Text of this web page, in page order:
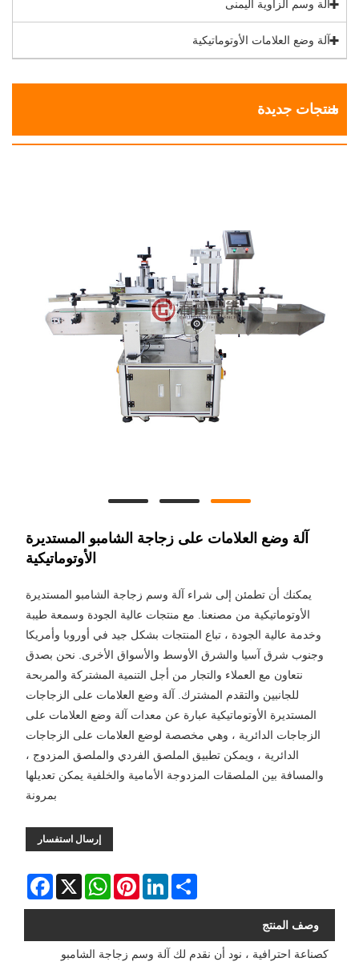
آلة وسم الزاوية اليمنى
آلة وضع العلامات الأوتوماتيكية
منتجات جديدة
آلة وضع العلامات على زجاجة الشامبو المستديرة
الأوتوماتيكية
يمكنك أن تطمئن إلى شراء آلة وسم زجاجة الشامبو المستديرة
الأوتوماتيكية من مصنعنا. مع منتجات عالية الجودة وسمعة طيبة
وخدمة عالية الجودة ، تباع المنتجات بشكل جيد في أوروبا وأمريكا
وجنوب شرق آسيا والشرق الأوسط والأسواق الأخرى. نحن بصدق
نتعاون مع العملاء والتجار من أجل التنمية المشتركة والمربحة
للجانبين والتقدم المشترك. آلة وضع العلامات على الزجاجات
المستديرة الأوتوماتيكية عبارة عن معدات آلة وضع العلامات على
الزجاجات الدائرية ، وهي مخصصة لوضع العلامات على الزجاجات
الدائرية ، ويمكن تطبيق الملصق الفردي والملصق المزدوج ،
والمسافة بين الملصقات المزدوجة الأمامية والخلفية يمكن تعديلها
بمرونة
إرسال استفسار
Facebook X
WhatsAppPinterestLinkedInShare
وصف المنتج
كصناعة احترافية ، نود أن نقدم لك آلة وسم زجاجة الشامبو